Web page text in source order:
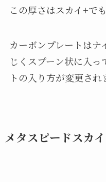
この厚さはスカイ+で
カーボンプレートはナ
じくスプーン状に入
トの入り方が変更され
メタスピードスカ